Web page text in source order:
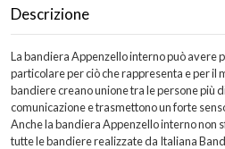
Descrizione
La bandiera Appenzello interno può avere
particolare per ciò che rappresenta e per il
bandiere creano unione tra le persone più
comunicazione e trasmettono un forte
Anche la bandiera Appenzello interno non
tutte le bandiere realizzate da Italiana